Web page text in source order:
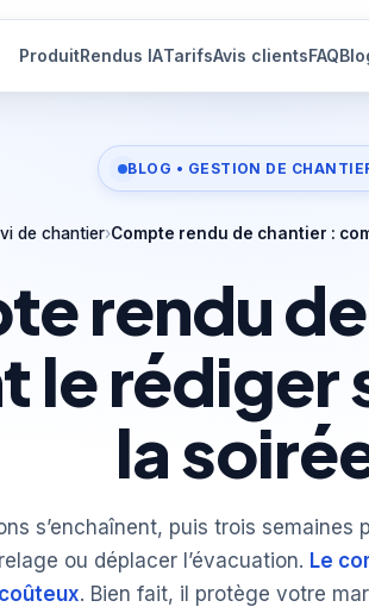
ProduitRendus IATarifsAvis clientsFAQ
BLOG • GESTION DE
de chantier›Compte rendu de chantier :
rendu
le rédiger
la
s’enchaînent, puis trois
ou déplacer l’évacuation. Le
. Bien fait, il protège votre